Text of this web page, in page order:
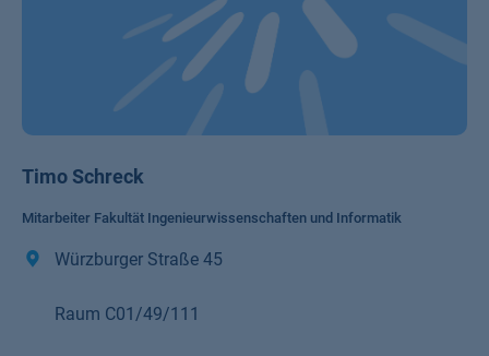
Timo Schreck
Mitarbeiter Fakultät Ingenieurwissenschaften und Informatik
Würzburger Straße 45
Raum C01/49/111